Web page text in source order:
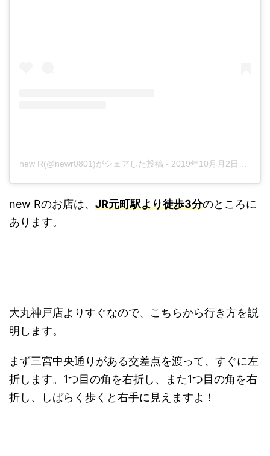
new R(@newr0801)がシェアした投稿 - 2019年10月月2日午前12時14分PDT
new Rのお店は、 JR元町駅より徒歩3分のところに
あります。
大丸神戸店よりすぐなので、こちらから行き方を説
明します。
まず三宮中央通りがある交差点を渡って、すぐに左
折します。1つ目の角を右折し、また1つ目の角を右
折し、しばらく歩くと右手に見えますよ！